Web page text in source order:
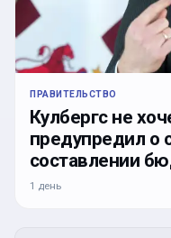
ПРАВИТЕЛЬСТВО
Кулбергс не
предупредил о
составлении
1 день